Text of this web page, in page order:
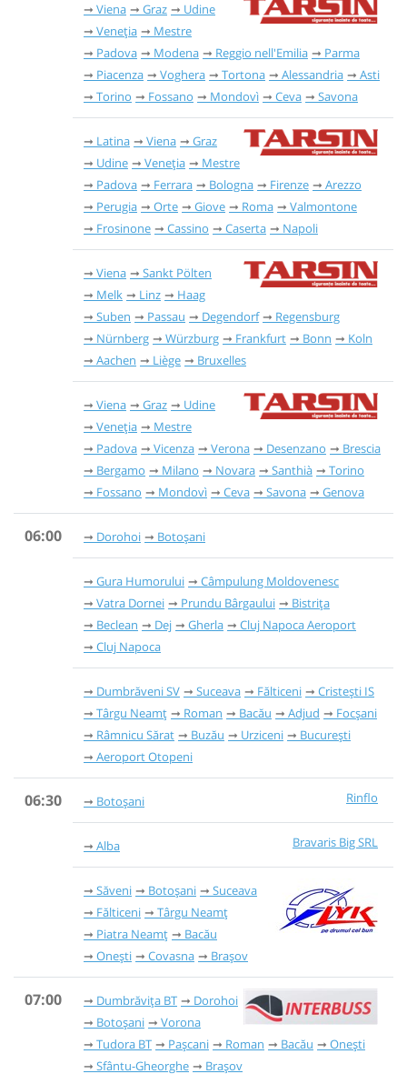
Viena Graz
Udine
Veneția
Mestre
Padova
Modena Reggio nell'Emilia
Parma
Piacenza
Voghera Tortona Alessandria
Asti
Torino
Fossano Mondovì Ceva Savona
Latina Viena
Graz
Udine
Veneția
Mestre
Padova
Ferrara Bologna Firenze
Arezzo
Perugia
Orte Giove Roma
Valmontone
Frosinone
Cassino Caserta Napoli
Viena
Sankt Pölten
Melk
Linz
Haag
Suben
Passau Degendorf
Regensburg
Nürnberg
Würzburg Frankfurt Bonn
Koln
Aachen
Liège Bruxelles
Viena Graz
Udine
Veneția
Mestre
Padova
Vicenza Verona Desenzano
Brescia
Bergamo
Milano Novara Santhià
Torino
Fossano
Mondovì Ceva Savona Genova
06:00 Dorohoi Botoșani
Gura Humorului
Câmpulung Moldovenesc
Vatra Dornei
Prundu Bârgaului
Bistrița
Beclean
Dej Gherla
Cluj Napoca Aeroport
Cluj Napoca
Dumbrăveni SV Suceava Fălticeni
Cristești IS
Târgu Neamț
Roman Bacău Adjud
Focșani
Râmnicu Sărat
Buzău Urziceni
București
Aeroport Otopeni
06:30 Rinflo
Botoșani
Bravaris Big SRL
Alba
Săveni Botoșani
Suceava
Fălticeni
Târgu Neamț
Piatra Neamț
Bacău
Onești
Covasna Brașov
07:00 Dumbrăvița BT
Dorohoi
Botoșani
Vorona
Tudora BT
Pașcani Roman Bacău
Onești
Sfântu-Gheorghe
Brașov